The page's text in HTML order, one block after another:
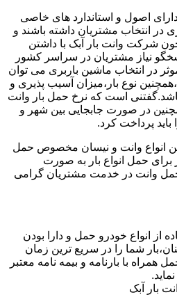
اصول و استاندارد های خاصی
در انتخاب مشتریان داشته باشند و
شرکت وانت بار آبک با داشتن
نیاز مشتریان در سراسر کشور
در انتخاب ماشین باربری می توان
نوع بار،میزان آسیب پذیری و
است که نرخ حمل بار وانت
در صورت جابجایی بین شهر و
پرداخت کرد.
انواع وانت و نیسان مخصوص حمل
حمل انواع بار به صورت
حمل وانت در خدمت مشتریان گرامی
از انواع خودرو حمل و دارا بودن
شما را در سریع ترین زمان
همراه با بارنامه و بیمه نامه معتبر
بار آبک